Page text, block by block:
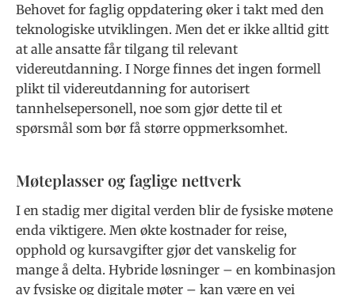
Behovet for faglig oppdatering øker i takt med den
teknologiske utviklingen. Men det er ikke alltid gitt
at alle ansatte får tilgang til relevant
videreutdanning. I Norge finnes det ingen formell
plikt til videreutdanning for autorisert
tannhelsepersonell, noe som gjør dette til et
spørsmål som bør få større oppmerksomhet.
Møteplasser og faglige nettverk
I en stadig mer digital verden blir de fysiske møtene
enda viktigere. Men økte kostnader for reise,
opphold og kursavgifter gjør det vanskelig for
mange å delta. Hybride løsninger – en kombinasjon
av fysiske og digitale møter – kan være en vei